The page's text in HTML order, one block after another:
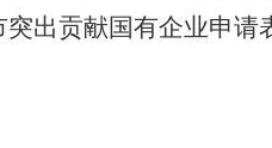
突出贡献国有企业申请